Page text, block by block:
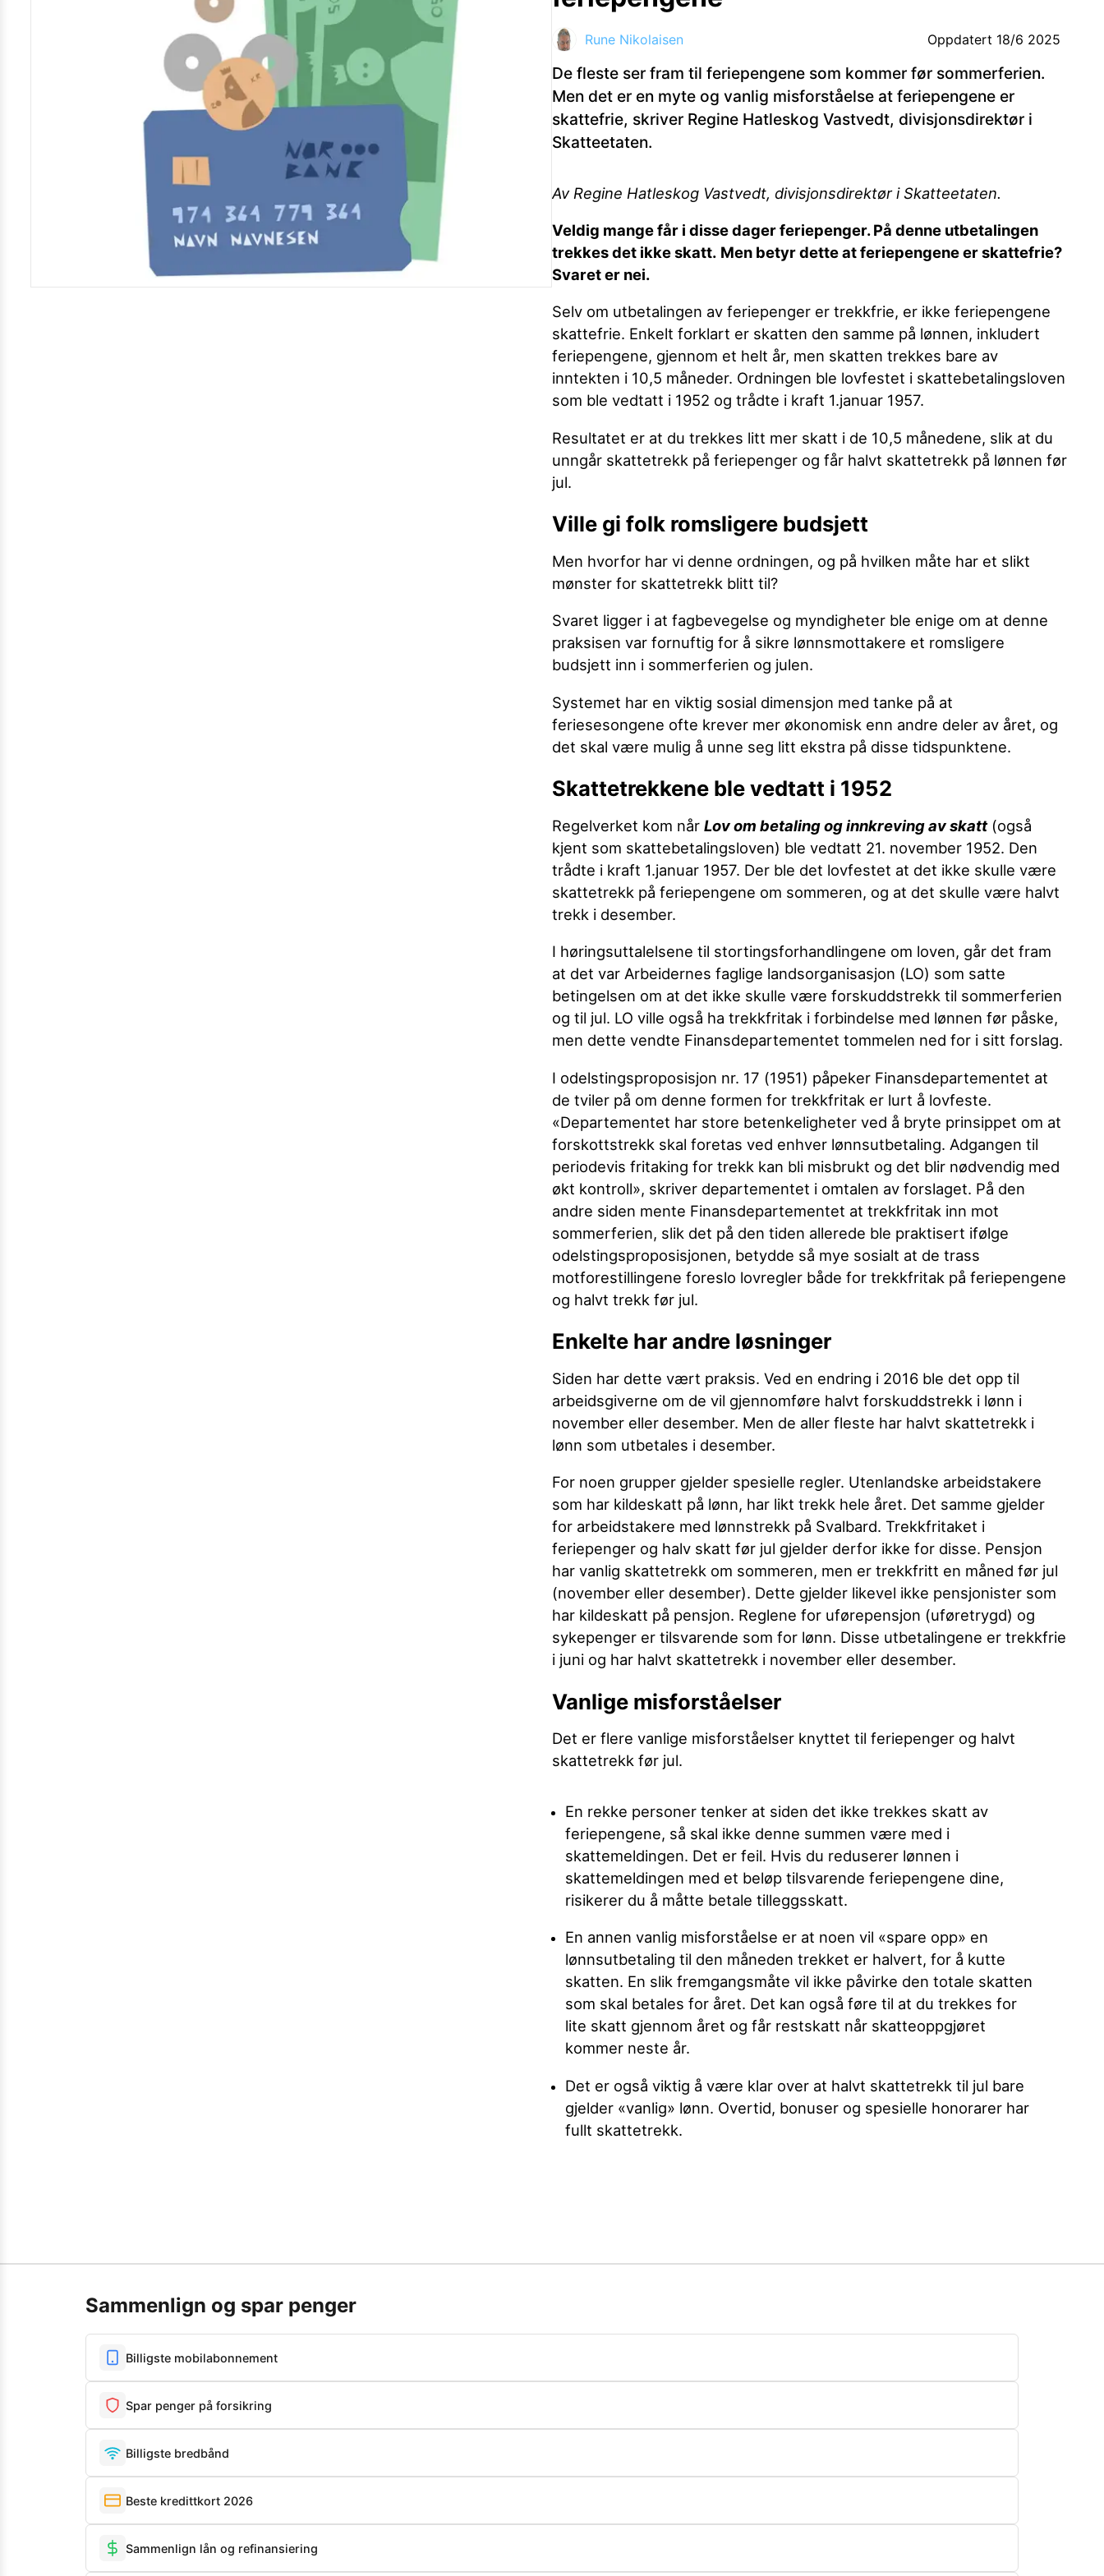
Vil du være med i tipsekonkurransen kan du oppgi kontaktdetaljer i neste steg.
Rune Nikolaisen Oppdatert 18/6 2025
De fleste ser fram til feriepengene som kommer før sommerferien.
Men det er en myte og vanlig misforståelse at feriepengene er
skattefrie, skriver Regine Hatleskog Vastvedt, divisjonsdirektør i
Skatteetaten.
Av Regine Hatleskog Vastvedt, divisjonsdirektør i Skatteetaten.
Veldig mange får i disse dager feriepenger. På denne utbetalingen
trekkes det ikke skatt. Men betyr dette at feriepengene er skattefrie?
Svaret er nei.
Selv om utbetalingen av feriepenger er trekkfrie, er ikke feriepengene
skattefrie. Enkelt forklart er skatten den samme på lønnen, inkludert
feriepengene, gjennom et helt år, men skatten trekkes bare av
inntekten i 10,5 måneder. Ordningen ble lovfestet i skattebetalingsloven
som ble vedtatt i 1952 og trådte i kraft 1.januar 1957.
Resultatet er at du trekkes litt mer skatt i de 10,5 månedene, slik at du
unngår skattetrekk på feriepenger og får halvt skattetrekk på lønnen før
jul.
Ville gi folk romsligere budsjett
Men hvorfor har vi denne ordningen, og på hvilken måte har et slikt
mønster for skattetrekk blitt til?
Svaret ligger i at fagbevegelse og myndigheter ble enige om at denne
praksisen var fornuftig for å sikre lønnsmottakere et romsligere
budsjett inn i sommerferien og julen.
Systemet har en viktig sosial dimensjon med tanke på at
feriesesongene ofte krever mer økonomisk enn andre deler av året, og
det skal være mulig å unne seg litt ekstra på disse tidspunktene.
Skattetrekkene ble vedtatt i 1952
Regelverket kom når Lov om betaling og innkreving av skatt(også
kjent som skattebetalingsloven) ble vedtatt 21. november 1952. Den
trådte i kraft 1.januar 1957. Der ble det lovfestet at det ikke skulle være
skattetrekk på feriepengene om sommeren, og at det skulle være halvt
trekk i desember.
I høringsuttalelsene til stortingsforhandlingene om loven, går det fram
at det var Arbeidernes faglige landsorganisasjon (LO) som satte
betingelsen om at det ikke skulle være forskuddstrekk til sommerferien
og til jul. LO ville også ha trekkfritak i forbindelse med lønnen før påske,
men dette vendte Finansdepartementet tommelen ned for i sitt forslag.
I odelstingsproposisjon nr. 17 (1951) påpeker Finansdepartementet at
de tviler på om denne formen for trekkfritak er lurt å lovfeste.
«Departementet har store betenkeligheter ved å bryte prinsippet om at
forskottstrekk skal foretas ved enhver lønnsutbetaling. Adgangen til
periodevis fritaking for trekk kan bli misbrukt og det blir nødvendig med
økt kontroll», skriver departementet i omtalen av forslaget. På den
andre siden mente Finansdepartementet at trekkfritak inn mot
sommerferien, slik det på den tiden allerede ble praktisert ifølge
odelstingsproposisjonen, betydde så mye sosialt at de trass
motforestillingene foreslo lovregler både for trekkfritak på feriepengene
og halvt trekk før jul.
Enkelte har andre løsninger
Siden har dette vært praksis. Ved en endring i 2016 ble det opp til
arbeidsgiverne om de vil gjennomføre halvt forskuddstrekk i lønn i
november eller desember. Men de aller fleste har halvt skattetrekk i
lønn som utbetales i desember.
For noen grupper gjelder spesielle regler. Utenlandske arbeidstakere
som har kildeskatt på lønn, har likt trekk hele året. Det samme gjelder
for arbeidstakere med lønnstrekk på Svalbard. Trekkfritaket i
feriepenger og halv skatt før jul gjelder derfor ikke for disse. Pensjon
har vanlig skattetrekk om sommeren, men er trekkfritt en måned før jul
(november eller desember). Dette gjelder likevel ikke pensjonister som
har kildeskatt på pensjon. Reglene for uførepensjon (uføretrygd) og
sykepenger er tilsvarende som for lønn. Disse utbetalingene er trekkfrie
i juni og har halvt skattetrekk i november eller desember.
Vanlige misforståelser
Det er flere vanlige misforståelser knyttet til feriepenger og halvt
skattetrekk før jul.
En rekke personer tenker at siden det ikke trekkes skatt av
feriepengene, så skal ikke denne summen være med i
skattemeldingen. Det er feil. Hvis du reduserer lønnen i
skattemeldingen med et beløp tilsvarende feriepengene dine,
risikerer du å måtte betale tilleggsskatt.
En annen vanlig misforståelse er at noen vil «spare opp» en
lønnsutbetaling til den måneden trekket er halvert, for å kutte
skatten. En slik fremgangsmåte vil ikke påvirke den totale skatten
som skal betales for året. Det kan også føre til at du trekkes for
lite skatt gjennom året og får restskatt når skatteoppgjøret
kommer neste år.
Det er også viktig å være klar over at halvt skattetrekk til jul bare
gjelder «vanlig» lønn. Overtid, bonuser og spesielle honorarer har
fullt skattetrekk.
Sammenlign og spar penger
Billigste mobilabonnement
Spar penger på forsikring
Billigste bredbånd
Beste kredittkort 2026
Sammenlign lån og refinansiering